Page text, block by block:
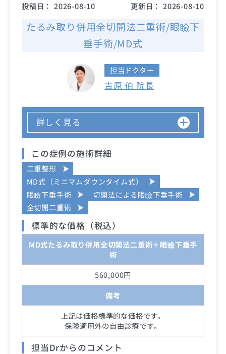
投稿日： 2026-08-10 更新日： 2026-08-10
たるみ取り併用全切開法二重術/眼瞼下
垂手術/MD式
担当ドクター
吉原 伯 院長
詳しく見る
この症例の施術詳細
二重整形
MD式（ミニマムダウンタイム式）
眼瞼下垂手術
切開法による眼瞼下垂手術
全切開二重術
標準的な価格（税込）
MD式たるみ取り併用全切開法二重術＋眼瞼下垂手
術
560,000円
備考
上記は価格標準的な価格です。
保険適用外の自由診療です。
担当Drからのコメント